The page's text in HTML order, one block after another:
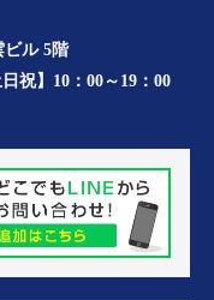
ビル 5階
祝】10：00～19：00